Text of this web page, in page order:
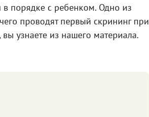
в порядке с ребенком. Одно из
проводят первый скрининг при
узнаете из нашего материала.